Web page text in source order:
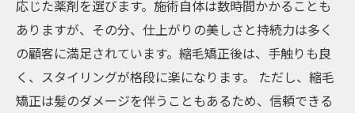
応じた薬剤を選びます。施術自体は数時間かかることも
ありますが、その分、仕上がりの美しさと持続力は多く
の顧客に満足されています。縮毛矯正後は、手触りも良
く、スタイリングが格段に楽になります。 ただし、縮毛
矯正は髪のダメージを伴うこともあるため、信頼できる